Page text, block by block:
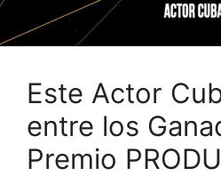
Este Actor
entre los
Premio PRODU